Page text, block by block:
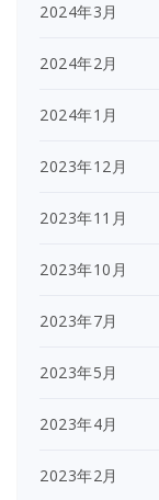
2024年3月
2024年2月
2024年1月
2023年12月
2023年11月
2023年10月
2023年7月
2023年5月
2023年4月
2023年2月